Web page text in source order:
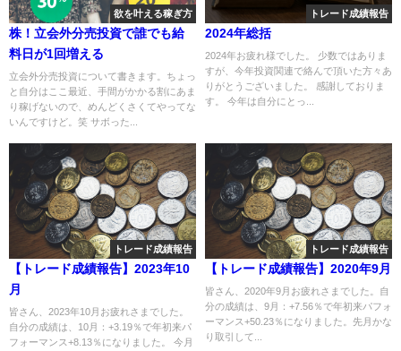
欲を叶える稼ぎ方
株！立会外分売投資で誰でも給
料日が1回増える
立会外分売投資について書きます。ちょっ
と自分はここ最近、手間がかかる割にあま
り稼げないので、めんどくさくてやってな
いんですけど。笑 サボった...
トレード成績報告
2024年総括
2024年お疲れ様でした。 少数ではありま
すが、今年投資関連で絡んで頂いた方々あ
りがとうございました。 感謝しておりま
す。 今年は自分にとっ...
トレード成績報告
【トレード成績報告】2023年10
月
皆さん、2023年10月お疲れさまでした。
自分の成績は、10月：+3.19％で年初来パ
フォーマンス+8.13％になりました。 今月
トレード成績報告
【トレード成績報告】2020年9月
皆さん、2020年9月お疲れさまでした。自
分の成績は、9月：+7.56％で年初来パフォ
ーマンス+50.23％になりました。先月かな
り取引して...